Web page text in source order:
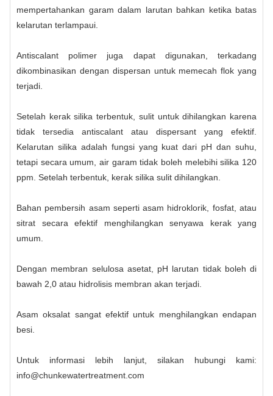
mempertahankan garam dalam larutan bahkan ketika batas
kelarutan terlampaui.
Antiscalant polimer juga dapat digunakan, terkadang
dikombinasikan dengan dispersan untuk memecah flok yang
terjadi.
Setelah kerak silika terbentuk, sulit untuk dihilangkan karena
tidak tersedia antiscalant atau dispersant yang efektif.
Kelarutan silika adalah fungsi yang kuat dari pH dan suhu,
tetapi secara umum, air garam tidak boleh melebihi silika 120
ppm. Setelah terbentuk, kerak silika sulit dihilangkan.
Bahan pembersih asam seperti asam hidroklorik, fosfat, atau
sitrat secara efektif menghilangkan senyawa kerak yang
umum.
Dengan membran selulosa asetat, pH larutan tidak boleh di
bawah 2,0 atau hidrolisis membran akan terjadi.
Asam oksalat sangat efektif untuk menghilangkan endapan
besi.
Untuk informasi lebih lanjut, silakan hubungi kami:
info@chunkewatertreatment.com